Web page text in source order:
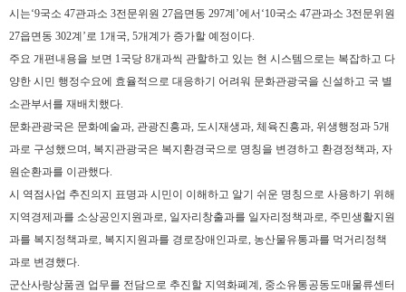
시는‘9국소 47관과소 3전문위원 27읍면동 297계 ’에서 ‘10국소 47관과소 3전문위원
27읍면동 302계 ’로 1개국, 5개계가 증가할 예정이다.
주요 개편내용을 보면 1국당 8개과씩 관할하고 있는 현 시스템으로는 복잡하고 다
양한 시민 행정수요에 효율적으로 대응하기 어려워 문화관광국을 신설하고 국 별
소관부서를 재배치했다.
문화관광국은 문화예술과, 관광진흥과, 도시재생과, 체육진흥과, 위생행정과 5개
과로 구성했으며, 복지관광국은 복지환경국으로 명칭을 변경하고 환경정책과, 자
원순환과를 이관했다.
시 역점사업 추진의지 표명과 시민이 이해하고 알기 쉬운 명칭으로 사용하기 위해
지역경제과를 소상공인지원과로, 일자리창출과를 일자리정책과로, 주민생활지원
과를 복지정책과로, 복지지원과를 경로장애인과로, 농산물유통과를 먹거리정책
과로 변경했다.
군산사랑상품권 업무를 전담으로 추진할 지역화폐계 , 중소유통공동도매물류센터